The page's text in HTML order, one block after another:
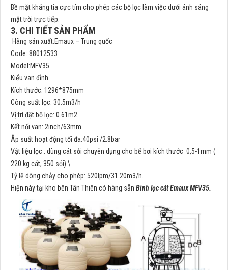
Bề mặt kháng tia cực tím cho phép các bộ lọc làm việc dưới ánh sáng
mặt trời trực tiếp.
3. CHI TIẾT SẢN PHẨM
Hãng sản xuất:Emaux – Trung quốc
Code: 88012533
Model:MFV35
Kiểu van đỉnh
Kích thước: 1296*875mm
Công suất lọc: 30.5m3/h
Vị trí đặt bộ lọc: 0.61m2
Kết nối van: 2inch/63mm
Âp suất hoạt động tối đa:40psi /2.8bar
Vật liệu lọc : dùng cát sỏi chuyên dụng cho bể bơi kích thước 0,5-1mm (
220 kg cát, 350 sỏi).\
Tỷ lệ dòng chảy cho phép: 520lpm/31.20m3/h.
Hiện này tại kho bên Tân Thiên có hàng sẵn Bình lọc cát Emaux MFV35.